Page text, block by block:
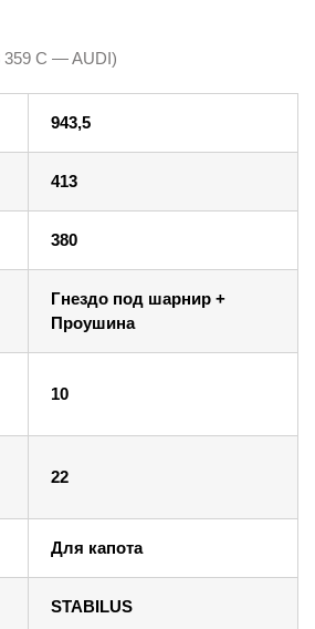
359 C — AUDI)
943,5
413
380
Гнездо под шарнир +
Проушина
10
22
Для капота
STABILUS